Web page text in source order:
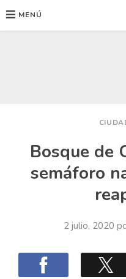
MENÚ
Bosque de
semáforo
2 julio, 2020